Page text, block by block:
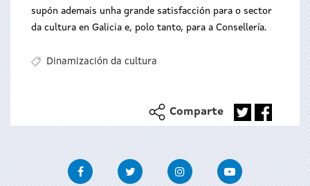
supón ademais unha grande satisfacción para o sector
da cultura en Galicia e, polo tanto, para a Consellería.
Dinamización da cultura
Comparte
FacebookTwitter InstagramYoutube